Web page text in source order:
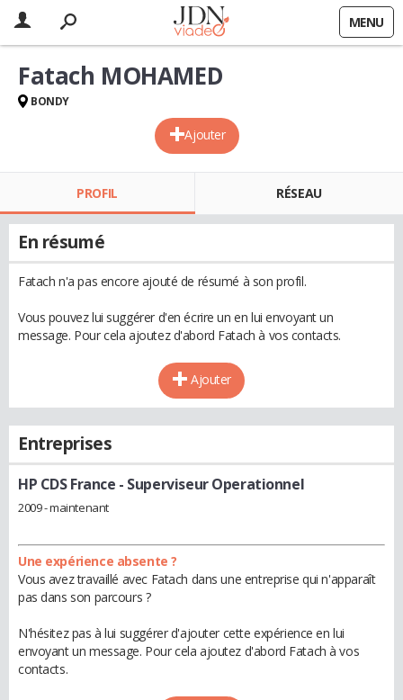
MENU
Ajouter
Fatach MOHAMED
BONDY
PROFIL RÉSEAU
En résumé
Fatach n'a pas encore ajouté de résumé à son profil.
Vous pouvez lui suggérer d'en écrire un en lui envoyant un
message. Pour cela ajoutez d'abord Fatach à vos contacts.
Ajouter
Entreprises
HP CDS France - Superviseur Operationnel
2009 - maintenant
Une expérience absente ?
Vous avez travaillé avec Fatach dans une entreprise qui n'apparaît
pas dans son parcours ?
N'hésitez pas à lui suggérer d'ajouter cette expérience en lui
envoyant un message. Pour cela ajoutez d'abord Fatach à vos
contacts.